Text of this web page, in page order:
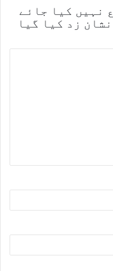
نہیں کیا جائے
زد کیا گیا